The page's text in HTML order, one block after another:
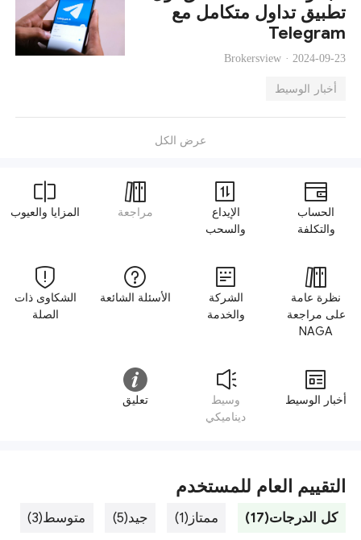
تطبيق تداول متكامل مع
Telegram
Brokersview · 2024-09-23
أخبار الوسيط
عرض الكل
الحساب
والتكلفة
الإيداع
والسحب
مراجعة المزايا والعيوب
نظرة عامة
على مراجعة
NAGA
الشركة
والخدمة
الأسئلة الشائعة
الشكاوى ذات
الصلة
أخبار الوسيط
وسيط
ديناميكي
تعليق
التقييم العام للمستخدم
كل الدرجات(17) ممتاز(1) جيد(5) متوسط(3)